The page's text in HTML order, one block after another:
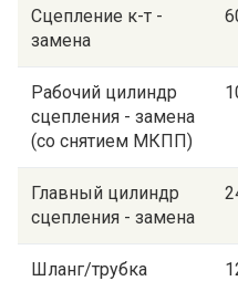
Сцепление к-т -
замена
Рабочий цилиндр
сцепления - замена
(со снятием МКПП)
Главный цилиндр
сцепления - замена
Шланг/трубка